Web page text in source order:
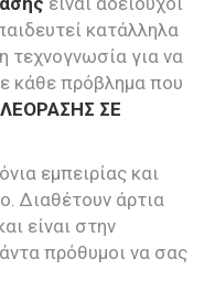
κατάλληλα
τεχνογνωσία για να
κάθε πρόβλημα που
ΣΕ
εμπειρίας και
Διαθέτουν άρτια
είναι στην
πρόθυμοι να σας